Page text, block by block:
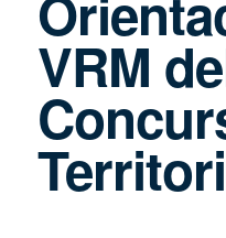
VRM